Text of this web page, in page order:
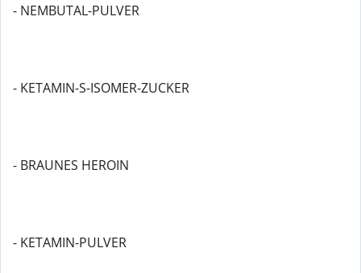
- NEMBUTAL-PULVER
- KETAMIN-S-ISOMER-ZUCKER
- BRAUNES HEROIN
- KETAMIN-PULVER